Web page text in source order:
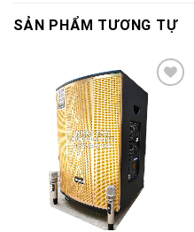
SẢN PHẨM TƯƠNG TỰ
Add to
wishlist